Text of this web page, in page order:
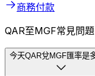
商務付款
QAR至MGF常見問題
今天QAR兌MGF匯率是